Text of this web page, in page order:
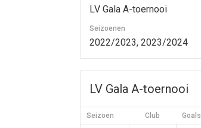
LV Gala A-toernooi
Seizoenen
2022/2023, 2023/2024
LV Gala A-toernooi
Seizoen Club Goals